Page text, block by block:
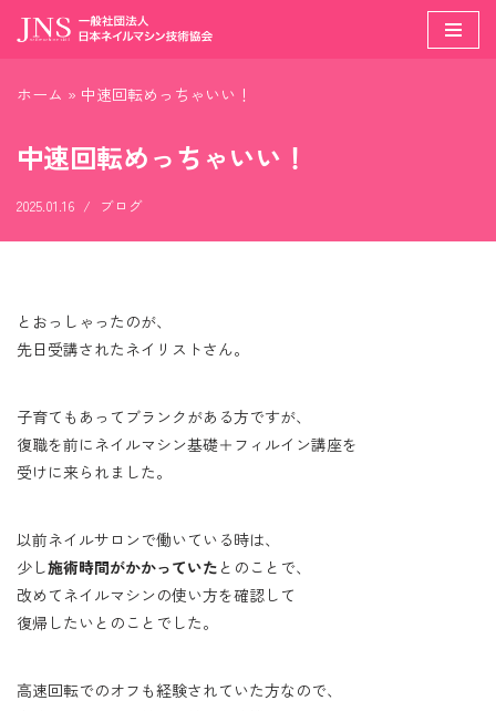
ン
ン
ツ
へ
ホーム » 中速回転めっちゃいい！
中速回転めっちゃいい！
2025.01.16 ブログ
とおっしゃったのが、
先日受講されたネイリストさん。
子育てもあってブランクがある方ですが、
復職を前にネイルマシン基礎＋フィルイン講座を
受けに来られました。
以前ネイルサロンで働いている時は、
少し施術時間がかかっていた とのことで、
改めてネイルマシンの使い方を確認して
復帰したいとのことでした。
高速回転でのオフも経験されていた方なので、